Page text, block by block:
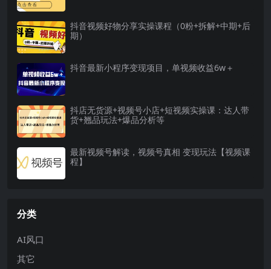
抖音视频好物分享实操课程（0粉+拆解+中期+后
期）
抖音最新小程序变现项目，单视频收益6w＋
抖店无货源+视频号小店+短视频实操课：达人带
货+翘品玩法+爆品分析等
最新视频号解读，视频号真相 变现玩法【视频课
程】
分类
AI风口
其它